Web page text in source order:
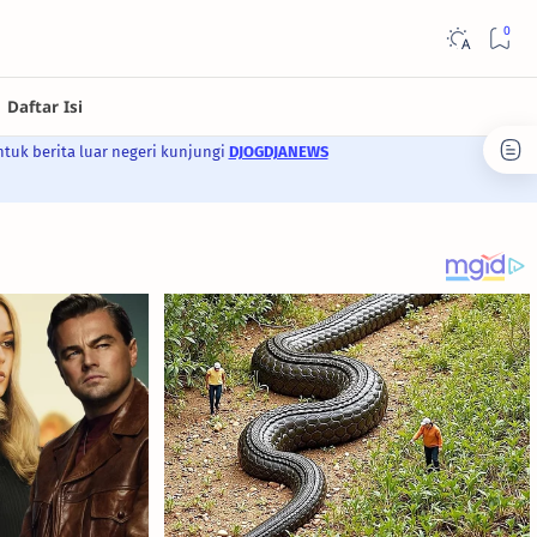
berita luar negeri kunjungi DJOGDJANEWS